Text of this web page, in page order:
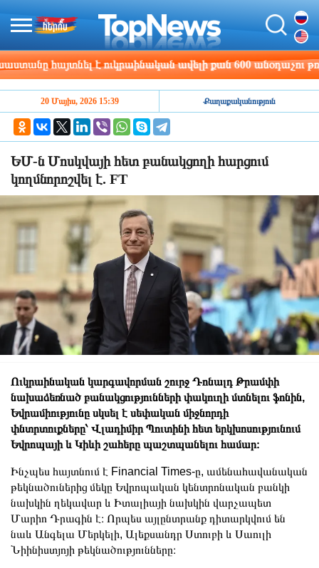
հայտնել է ուկրաինական ավելի քան 600 անօդաչու թռչող
20 Մայիս, 2026 15:39 Քաղաքականություն
ԵՄ-ն Մոսկվայի հետ բանակցողի հարցում
կողմնորոշվել է. FT
Ուկրաինական կարգավորման շուրջ Դոնալդ Թրամփի
նախաձեռնած բանակցությունների փակուղի մտնելու ֆոնին,
Եվրամիությունը սկսել է սեփական միջնորդի
փնտրտուքները՝ Վլադիմիր Պուտինի հետ երկխոսությունում
Եվրոպայի և Կիևի շահերը պաշտպանելու համար։
Ինչպես հայտնում է Financial Times-ը, ամենահավանական
թեկնածուներից մեկը Եվրոպական կենտրոնական բանկի
նախկին ղեկավար և Իտալիայի նախկին վարչապետ
Մարիո Դրագին է։ Որպես այլընտրանք դիտարկվում են
նաև Անգելա Մերկելի, Ալեքսանդր Ստուբի և Սաուլի
Նիինիստյոյի թեկնածությունները։